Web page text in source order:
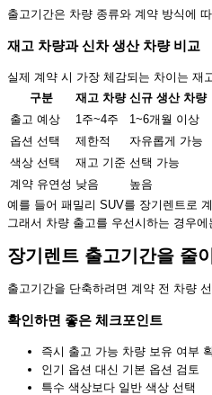
출고기간은 차량 종류와 계약 방식에
재고 차량과 신차 생산 차량 비교
실제 계약 시 가장 체감되는 차이는 재
구분
재고 차량 신규 생산 차량
출고 예상
1주~4주
1~6개월 이상
옵션 선택
제한적
자유롭게 가능
색상 선택
재고 기준 선택 가능
계약 유연성 낮음
높음
예를 들어 패밀리 SUV를 장기렌트로
그래서 차량 출고를 우선시하는 경우
장기렌트 출고기간을 줄
출고기간을 단축하려면 계약 전 차량
확인하면 좋은 체크포인트
즉시 출고 가능 차량 보유 여부
인기 옵션 대신 기본 옵션 검토
특수 색상보다 일반 색상 선택